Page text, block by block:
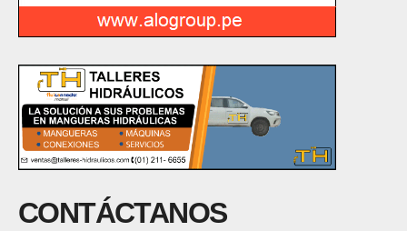
CONTÁCTANOS